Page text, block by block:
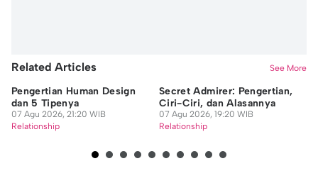
Related Articles See More
Pengertian Human Design
dan 5 Tipenya
07 Agu 2026, 21:20 WIB
Relationship
Secret Admirer: Pengertian,
Ciri-Ciri, dan Alasannya
07 Agu 2026, 19:20 WIB
Relationship